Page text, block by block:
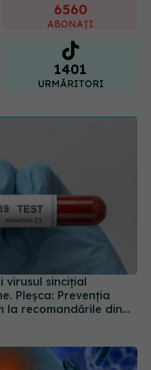
1401
URMĂRITORI
Pleșca: Prevenția
la recomandările din